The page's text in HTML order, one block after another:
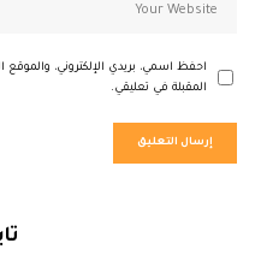
احفظ اسمي، بريدي الإلكتروني، والموقع
المقبلة في تعليقي.